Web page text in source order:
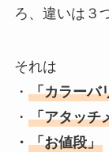
ろ、違いは３
それは
・ 「カラーバ
・ 「アタッチ
・ 「お値段」